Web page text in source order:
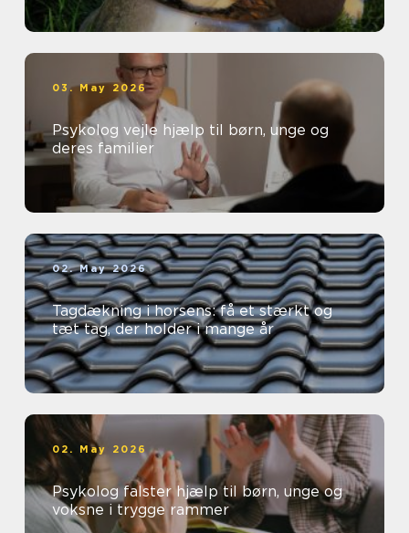
03. May 2026
Psykolog vejle hjælp til børn, unge og
deres familier
02. May 2026
Tagdækning i horsens: få et stærkt og
tæt tag, der holder i mange år
02. May 2026
Psykolog falster hjælp til børn, unge og
voksne i trygge rammer